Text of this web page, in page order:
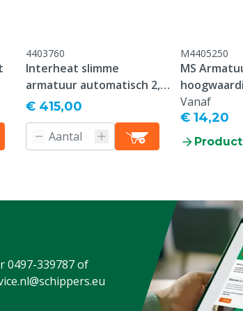
Wit
Hardglas ballon
150 W
4403760
Interheat slimme
armatuur automatisch 2,5
m, p/10
€ 415,00
M4405250
MS
Vanaf
€ 14,20
0497-339787of